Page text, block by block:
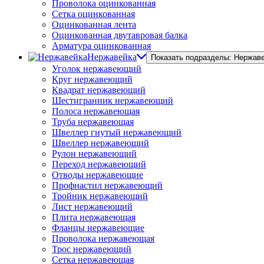
Проволока оцинкованная
Сетка оцинкованная
Оцинкованная лента
Оцинкованная двутавровая балка
Арматура оцинкованная
Нержавейка
Показать подразделы:
Уголок нержавеющий
Круг нержавеющий
Квадрат нержавеющий
Шестигранник нержавеющий
Полоса нержавеющая
Труба нержавеющая
Швеллер гнутый нержавеющий
Швеллер нержавеющий
Рулон нержавеющий
Переход нержавеющий
Отводы нержавеющие
Профнастил нержавеющий
Тройник нержавеющий
Лист нержавеющий
Плита нержавеющая
Фланцы нержавеющие
Проволока нержавеющая
Трос нержавеющий
Сетка нержавеющая